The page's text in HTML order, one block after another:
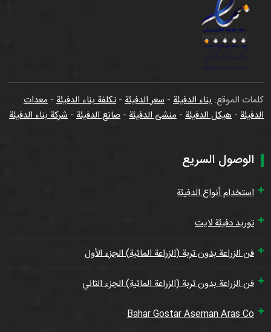
كلمات الموقع: بناء الدفيئة - سعر الدفيئة - تكلفة بناء الدفيئة - معدات
الدفيئة - هيكل الدفيئة - منشئ الدفيئة - صانع الدفيئة - شركة بناء الدفيئة
الوصول السريع
استخدام أنواع الدفيئة
توريد دفيئة لايت
فن الزراعة بدون تربة (الزراعة المائية) الجزء الأول
فن الزراعة بدون تربة (الزراعة المائية) الجزء الثاني
Bahar Gostar Aseman Aras Co